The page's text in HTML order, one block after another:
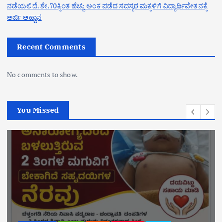
ನಡೆಯಲಿದೆ. ಶೇ.70ಕ್ಕಿಂತ ಹೆಚ್ಚು ಅಂಕ ಪಡೆದ ಸದಸ್ಯರ ಮಕ್ಕಳಿಗೆ ವಿದ್ಯಾರ್ಥಿವೇತನಕ್ಕೆ
ಅರ್ಜಿ ಆಹ್ವಾನ
Recent Comments
No comments to show.
You Missed